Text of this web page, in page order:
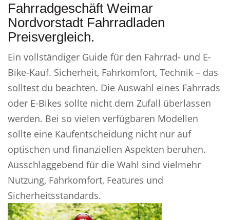
Fahrradgeschäft Weimar
Nordvorstadt Fahrradladen
Preisvergleich.
Ein vollständiger Guide für den Fahrrad- und E-
Bike-Kauf. Sicherheit, Fahrkomfort, Technik – das
solltest du beachten. Die Auswahl eines Fahrrads
oder E-Bikes sollte nicht dem Zufall überlassen
werden. Bei so vielen verfügbaren Modellen
sollte eine Kaufentscheidung nicht nur auf
optischen und finanziellen Aspekten beruhen.
Ausschlaggebend für die Wahl sind vielmehr
Nutzung, Fahrkomfort, Features und
Sicherheitsstandards.